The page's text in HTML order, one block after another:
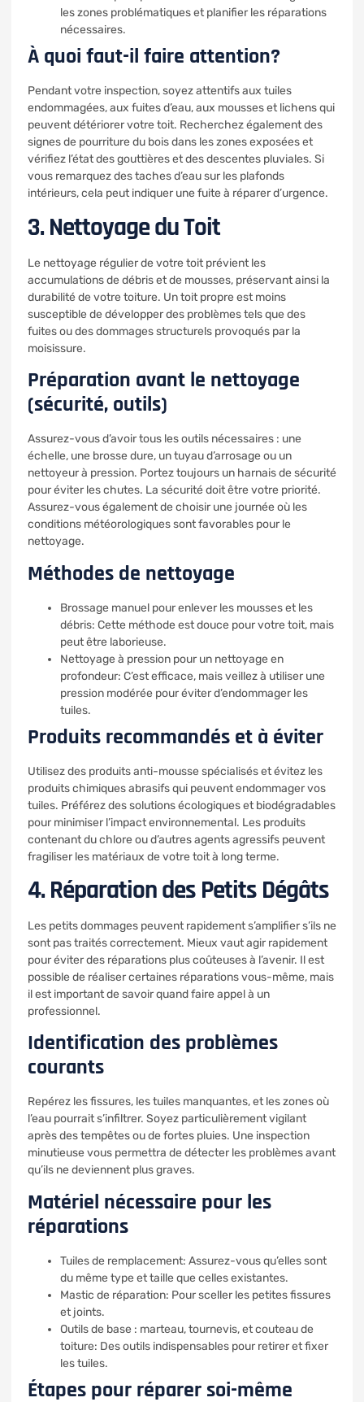
les zones problématiques et planifier les réparations
nécessaires.
À quoi faut-il faire attention?
Pendant votre inspection, soyez attentifs aux tuiles
endommagées, aux fuites d’eau, aux mousses et lichens qui
peuvent détériorer votre toit. Recherchez également des
signes de pourriture du bois dans les zones exposées et
vérifiez l’état des gouttières et des descentes pluviales. Si
vous remarquez des taches d’eau sur les plafonds
intérieurs, cela peut indiquer une fuite à réparer d’urgence.
3. Nettoyage du Toit
Le nettoyage régulier de votre toit prévient les
accumulations de débris et de mousses, préservant ainsi la
durabilité de votre toiture. Un toit propre est moins
susceptible de développer des problèmes tels que des
fuites ou des dommages structurels provoqués par la
moisissure.
Préparation avant le nettoyage
(sécurité, outils)
Assurez-vous d’avoir tous les outils nécessaires : une
échelle, une brosse dure, un tuyau d’arrosage ou un
nettoyeur à pression. Portez toujours un harnais de sécurité
pour éviter les chutes. La sécurité doit être votre priorité.
Assurez-vous également de choisir une journée où les
conditions météorologiques sont favorables pour le
nettoyage.
Méthodes de nettoyage
Brossage manuel pour enlever les mousses et les
débris: Cette méthode est douce pour votre toit, mais
peut être laborieuse.
Nettoyage à pression pour un nettoyage en
profondeur: C’est efficace, mais veillez à utiliser une
pression modérée pour éviter d’endommager les
tuiles.
Produits recommandés et à éviter
Utilisez des produits anti-mousse spécialisés et évitez les
produits chimiques abrasifs qui peuvent endommager vos
tuiles. Préférez des solutions écologiques et biodégradables
pour minimiser l’impact environnemental. Les produits
contenant du chlore ou d’autres agents agressifs peuvent
fragiliser les matériaux de votre toit à long terme.
4. Réparation des Petits Dégâts
Les petits dommages peuvent rapidement s’amplifier s’ils ne
sont pas traités correctement. Mieux vaut agir rapidement
pour éviter des réparations plus coûteuses à l’avenir. Il est
possible de réaliser certaines réparations vous-même, mais
il est important de savoir quand faire appel à un
professionnel.
Identification des problèmes
courants
Repérez les fissures, les tuiles manquantes, et les zones où
l’eau pourrait s’infiltrer. Soyez particulièrement vigilant
après des tempêtes ou de fortes pluies. Une inspection
minutieuse vous permettra de détecter les problèmes avant
qu’ils ne deviennent plus graves.
Matériel nécessaire pour les
réparations
Tuiles de remplacement: Assurez-vous qu’elles sont
du même type et taille que celles existantes.
Mastic de réparation: Pour sceller les petites fissures
et joints.
Outils de base : marteau, tournevis, et couteau de
toiture: Des outils indispensables pour retirer et fixer
les tuiles.
Étapes pour réparer soi-même